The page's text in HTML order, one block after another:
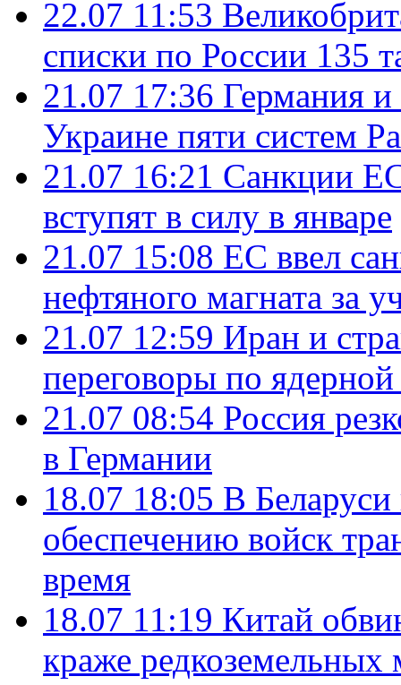
22.07 11:53
списки по России 135
21.07 17:36 Германия
Украине пяти систем
21.07 16:21 Санкции
вступят в силу в январе
21.07 15:08 ЕС ввел
нефтяного магната за
21.07 12:59 Иран и
переговоры по
21.07 08:54 Россия
в Германии
18.07 18:05 В
обеспечению войск
время
18.07 11:19 Китай
краже редкоземельных